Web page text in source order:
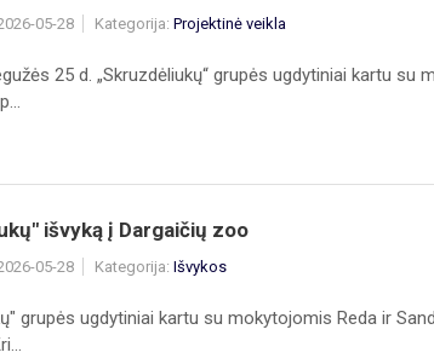
05-28 Kategorija: Projektinė veikla
25 d. „Skruzdėliukų“ grupės ugdytiniai kartu su
išvyką į Dargaičių zoo
05-28 Kategorija: Išvykos
grupės ugdytiniai kartu su mokytojomis Reda ir